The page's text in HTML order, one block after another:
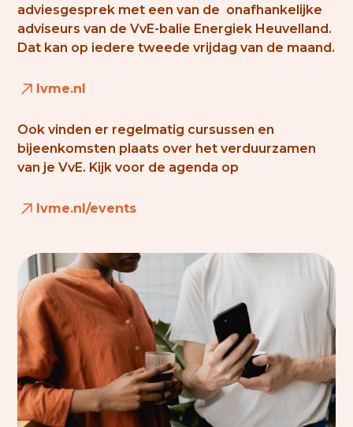
adviesgesprek met een van de onafhankelijke
adviseurs van de VvE-balie Energiek Heuvelland.
Dat kan op iedere tweede vrijdag van de maand.
lvme.nl
Ook vinden er regelmatig cursussen en
bijeenkomsten plaats over het verduurzamen
van je VvE. Kijk voor de agenda op
lvme.nl/events